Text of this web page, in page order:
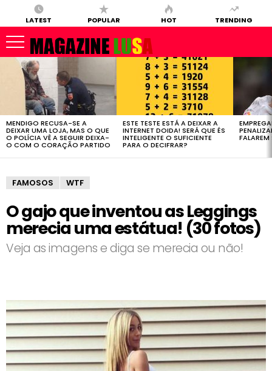
LATEST POPULAR HOT TRENDING
LATEST
STORIES
MENDIGO RECUSA-SE A
DEIXAR UMA LOJA, MAS O QUE
O POLÍCIA VÊ A SEGUIR DEIXA-
O COM O CORAÇÃO PARTIDO
ESTE TESTE ESTÁ A DEIXAR A
INTERNET DOIDA! SERÁ QUE ÉS
INTELIGENTE O SUFICIENTE
PARA O DECIFRAR?
FALAREM
FAMOSOS WTF
O gajo que inventou as Leggings
merecia uma estátua! (30 fotos)
Veja as imagens e diga se merecia ou não!